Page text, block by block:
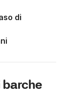
di